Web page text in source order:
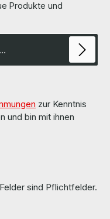
Produkte und
zur Kenntnis
und bin mit ihnen
sind Pflichtfelder.